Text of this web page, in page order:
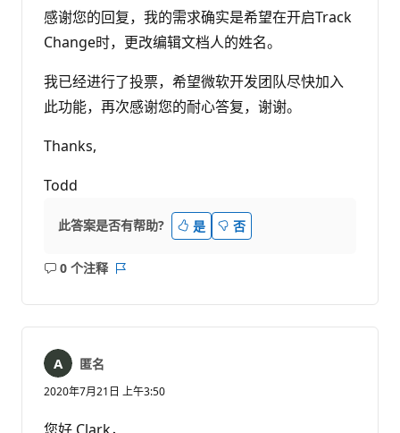
感谢您的回复，我的需求确实是希望在开启Track
Change时，更改编辑文档人的姓名。
我已经进行了投票，希望微软开发团队尽快加入
此功能，再次感谢您的耐心答复，谢谢。
Thanks,
Todd
此答案是否有帮助? 是 否
0 个注释
无
匿名
2020年7月21日 上午3:50
您好 Clark，